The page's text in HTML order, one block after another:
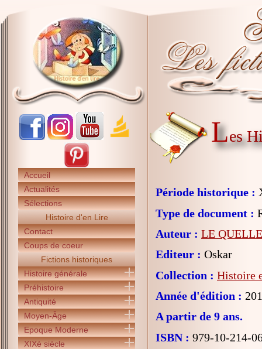
Accueil
Actualités
Sélections
Histoire d'en Lire
Contact
Coups de coeur
Fictions historiques
Histoire générale
Préhistoire
Antiquité
Moyen-Âge
Epoque Moderne
XIXè siècle
Les
Période historique :
Type de document :
Auteur : LE
Editeur : Oskar
Collection : Histoire
Année d'édition :
A partir de 9 ans.
ISBN : 979-10-214-